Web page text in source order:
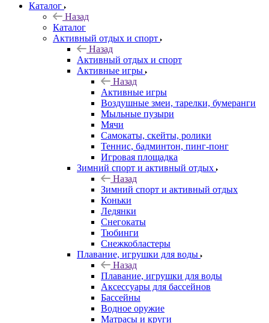
Каталог
Назад
Каталог
Активный отдых и спорт
Назад
Активный отдых и спорт
Активные игры
Назад
Активные игры
Воздушные змеи, тарелки, бумеранги
Мыльные пузыри
Мячи
Самокаты, скейты, ролики
Теннис, бадминтон, пинг-понг
Игровая площадка
Зимний спорт и активный отдых
Назад
Зимний спорт и активный отдых
Коньки
Ледянки
Снегокаты
Тюбинги
Снежкобластеры
Плавание, игрушки для воды
Назад
Плавание, игрушки для воды
Аксессуары для бассейнов
Бассейны
Водное оружие
Матрасы и круги